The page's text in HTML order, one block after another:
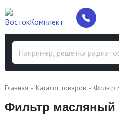
Главная Каталог товаров Фильтр
Фильтр масляный